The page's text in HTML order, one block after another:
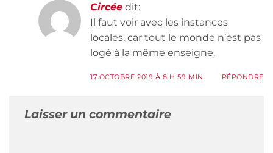
Circée dit:
Il faut voir avec les instances
locales, car tout le monde n’est pas
logé à la même enseigne.
17 OCTOBRE 2019 À 8 H 59 MIN RÉPONDRE
Laisser un commentaire